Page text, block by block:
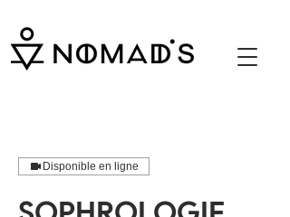
Nomad's massage assis bar restaurant emploi
job étudiant Paris
Disponible en ligne